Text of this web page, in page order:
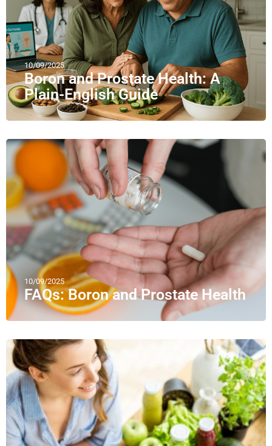
10/09/2025
Boron and Prostate Health: A
Plain-English Guide
10/09/2025
FAQs: Boron and Prostate Health